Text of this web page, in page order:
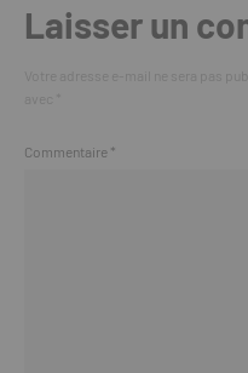
Laisser un
Commentaire *